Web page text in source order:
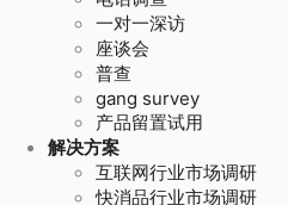
一对一深访
座谈会
普查
gang survey
产品留置试用
解决方案
互联网行业市场调研
快消品行业市场调研